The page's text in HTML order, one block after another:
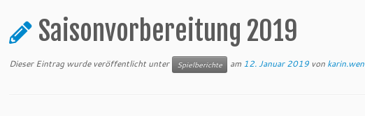
Saisonvorbereitung 2019
Dieser Eintrag wurde veröffentlicht unter Spielberichte am 12. Januar 2019 von